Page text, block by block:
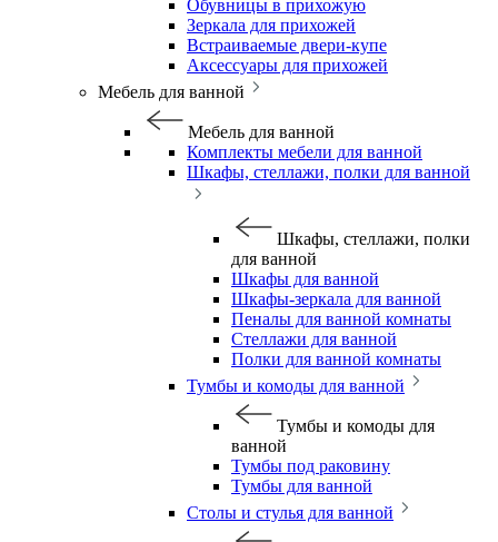
Обувницы в прихожую
Зеркала для прихожей
Встраиваемые двери-купе
Аксессуары для прихожей
Мебель для ванной
Мебель для ванной
Комплекты мебели для ванной
Шкафы, стеллажи, полки для ванной
Шкафы, стеллажи, полки
для ванной
Шкафы для ванной
Шкафы-зеркала для ванной
Пеналы для ванной комнаты
Стеллажи для ванной
Полки для ванной комнаты
Тумбы и комоды для ванной
Тумбы и комоды для
ванной
Тумбы под раковину
Тумбы для ванной
Столы и стулья для ванной